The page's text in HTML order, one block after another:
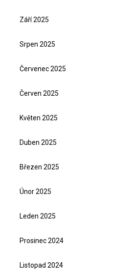
Září 2025
Srpen 2025
Červenec 2025
Červen 2025
Květen 2025
Duben 2025
Březen 2025
Únor 2025
Leden 2025
Prosinec 2024
Listopad 2024